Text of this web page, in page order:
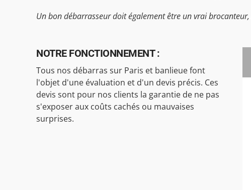
Un bon débarrasseur doit également être un vrai
NOTRE FONCTIONNEMENT :
Tous nos débarras sur Paris et banlieue font
l'objet d'une évaluation et d'un devis précis. Ces
devis sont pour nos clients la garantie de ne pas
s'exposer aux coûts cachés ou mauvaises
surprises.